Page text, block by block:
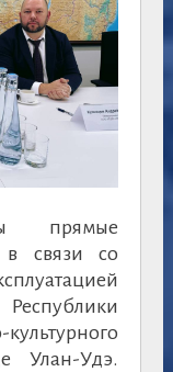
прямые
в связи со
Улан-Удэ.